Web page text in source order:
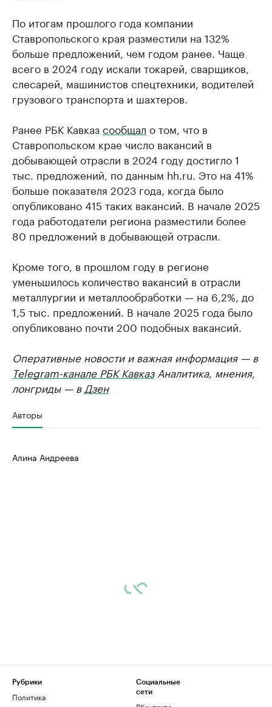
По итогам прошлого года компании
Ставропольского края разместили на 132%
больше предложений, чем годом ранее. Чаще
всего в 2024 году искали токарей, сварщиков,
слесарей, машинистов спецтехники, водителей
грузового транспорта и шахтеров.
Ранее РБК Кавказсообщал о том, что в
Ставропольском крае число вакансий в
добывающей отрасли в 2024 году достигло 1
тыс. предложений, по данным hh.ru. Это на 41%
больше показателя 2023 года, когда было
опубликовано 415 таких вакансий. В начале 2025
года работодатели региона разместили более
80 предложений в добывающей отрасли.
Кроме того, в прошлом году в регионе
уменьшилось количество вакансий в отрасли
металлургии и металлообработки — на 6,2%, до
1,5 тыс. предложений. В начале 2025 года было
опубликовано почти 200 подобных вакансий.
Оперативные новости и важная информация — в
Telegram-канале РБК КавказАналитика, мнения,
лонгриды — в Дзен
Авторы
Алина Андреева
Рубрики
Политика
Социальные
сети